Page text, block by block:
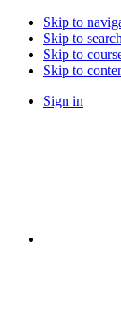
Skip to
Skip to
Skip to
Skip to
Sign in